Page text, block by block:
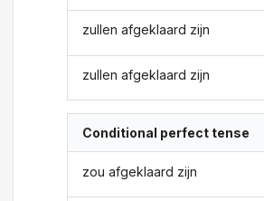
zullen afgeklaard zijn
zullen afgeklaard zijn
Conditional perfect tense
zou afgeklaard zijn